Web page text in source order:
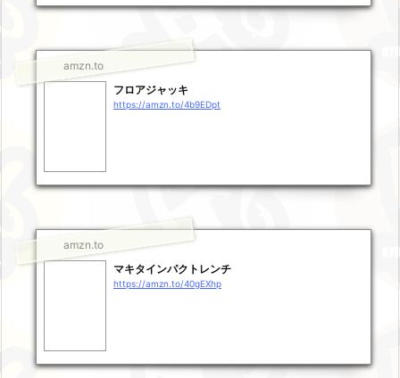
amzn.to
フロアジャッキ
https://amzn.to/4b9EDpt
amzn.to
マキタインパクトレンチ
https://amzn.to/40gEXhp